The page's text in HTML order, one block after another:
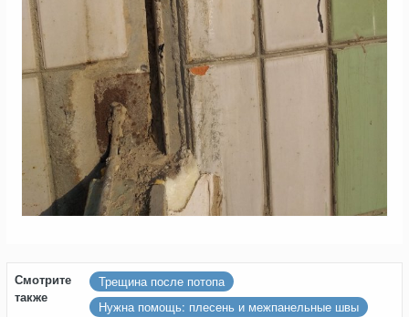
Смотрите
также
Трещина после потопа
Нужна помощь: плесень и межпанельные швы